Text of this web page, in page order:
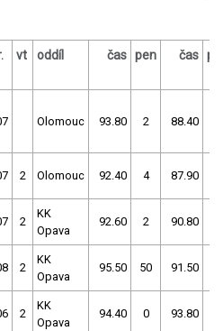
vt oddíl čas pen čas
Olomouc 93.80 2 88.40
2 Olomouc 92.40 4 87.90
2
KK
Opava
92.60 2 90.80
2
KK
Opava
95.50 50 91.50
2
KK
Opava
94.40 0 93.80